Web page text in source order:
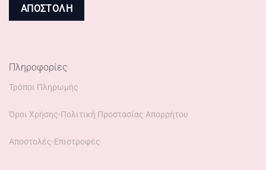
Πληροφορίες
Τρόποι Πληρωμής
Όροι Χρήσης-Πολιτική Προστασίας Απορρήτου
Αποστολές-Επιστροφές